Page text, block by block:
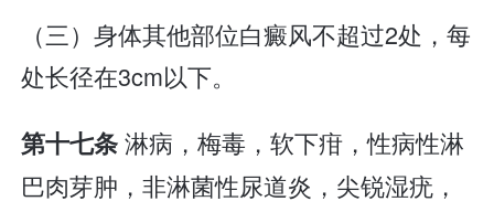
（三）身体其他部位白癜风不超过2处，每
处长径在3cm以下。
第十七条淋病，梅毒，软下疳，性病性淋
巴肉芽肿，非淋菌性尿道炎，尖锐湿疣，